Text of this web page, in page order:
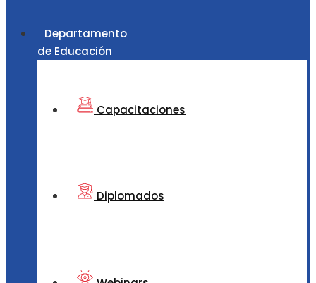
Departamento
de Educación
Capacitaciones
Diplomados